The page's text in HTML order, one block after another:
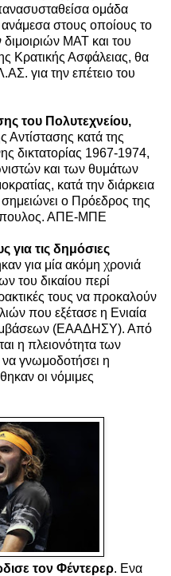
ομάδα
στους οποίους το
ΜΑΤ και του
Κρατικής Ασφάλειας, θα
για την επέτειο του
του Πολυτεχνείου,
Αντίστασης κατά της
δικτατορίας 1967-1974,
και των θυμάτων
κατά την διάρκεια
ο Πρόεδρος της
ΑΠΕ-ΜΠΕ
για τις δημόσιες
για μία ακόμη χρονιά
του δικαίου περί
τους να προκαλούν
που εξέτασε η Ενιαία
(ΕΑΑΔΗΣΥ). Από
η πλειονότητα των
γνωμοδοτήσει η
οι νόμιμες
τον Φέντερερ. Ενα